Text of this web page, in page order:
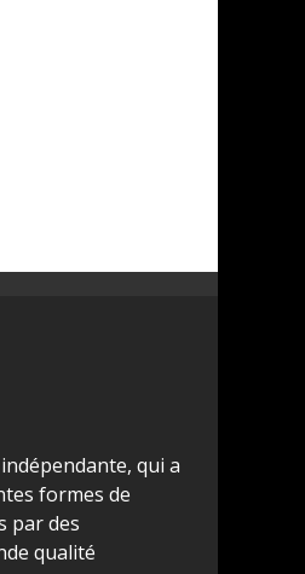
qui a
formes de
par des
qualité